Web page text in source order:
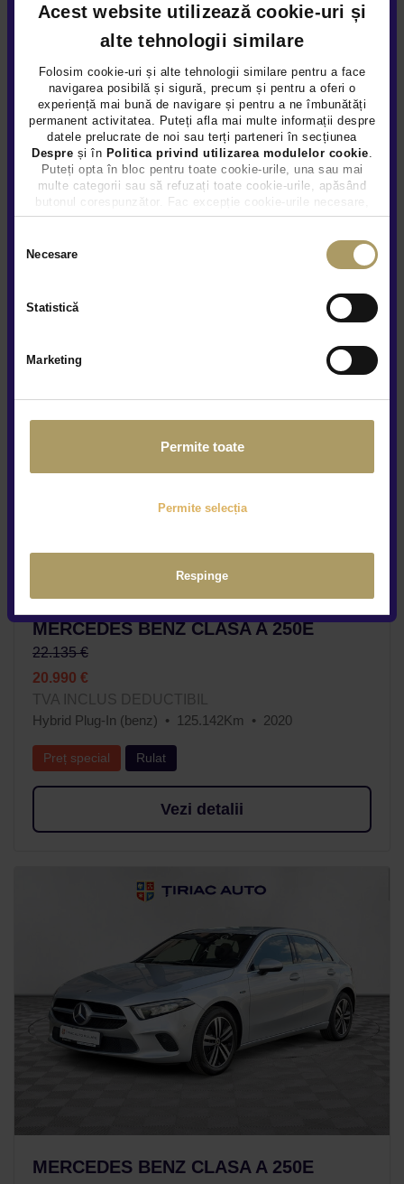
Acest website utilizează cookie-uri și
alte tehnologii similare
Folosim cookie-uri și alte tehnologii similare pentru a face
navigarea posibilă și sigură, precum și pentru a oferi o
experiență mai bună de navigare și pentru a ne îmbunătăți
permanent activitatea. Puteți afla mai multe informații despre
datele prelucrate de noi sau terți parteneri în secțiunea
Despre și în Politica privind utilizarea modulelor cookie
Puteți opta în bloc pentru toate cookie-urile, una sau mai
multe categorii sau să refuzați toate cookie-urile, apăsând
butonul corespunzător. Fac excepție cookie-urile necesare,
care sunt activate automat, conform legislației în vigoare.
Necesare
Statistică
Marketing
Permite toate
Permite selecția
Respinge
MERCEDES BENZ CLASA A 250E
24.490 €
23.490 €
TVA INCLUS DEDUCTIBIL
Hybrid Plug-In (benz)
107.043Km 2021
Preț special Rulat Rezervat
MERCEDES BENZ CLASA A 250E
22.135 €
20.990 €
TVA INCLUS DEDUCTIBIL
Hybrid Plug-In (benz)
125.142Km 2020
Preț special Rulat
Vezi detalii
MERCEDES BENZ CLASA A 250E